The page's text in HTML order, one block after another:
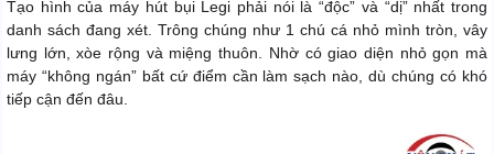
Tạo hình của máy hút bụi Legi phải nói là “độc” và “dị” nhất trong
danh sách đang xét. Trông chúng như 1 chú cá nhỏ mình tròn, vây
lưng lớn, xòe rộng và miệng thuôn. Nhờ có giao diện nhỏ gọn mà
máy “không ngán” bất cứ điểm cần làm sạch nào, dù chúng có khó
tiếp cận đến đâu.